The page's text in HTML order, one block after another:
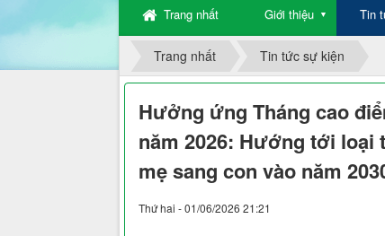
Trang nhất Giới thiệu ▼ Tin
Trang nhất Tin tức sự kiện
Hưởng ứng Tháng cao
năm 2026: Hướng tới loại
mẹ sang con vào năm
Thứ hai - 01/06/2026 21:21